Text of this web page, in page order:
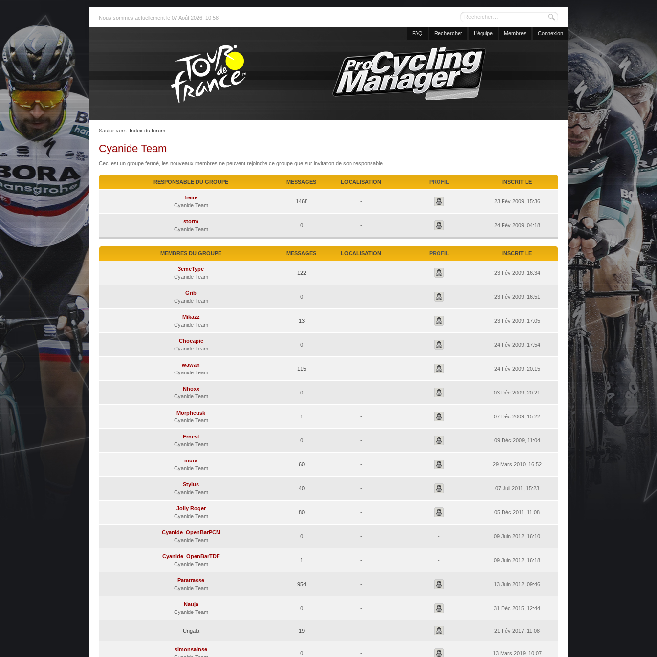
Nous sommes actuellement le 07 Août 2026, 10:58
FAQ Rechercher L’équipe Membres Connexion
Sauter vers: Index du forum
Cyanide Team
Ceci est un groupe fermé, les nouveaux membres ne peuvent rejoindre ce groupe que sur invitation de son responsable.
RESPONSABLE DU GROUPE MESSAGES LOCALISATION PROFIL INSCRIT LE
freire
Cyanide Team
1468 - 23 Fév 2009, 15:36
storm
Cyanide Team
0 - 24 Fév 2009, 04:18
MEMBRES DU GROUPE MESSAGES LOCALISATION PROFIL INSCRIT LE
3emeType
Cyanide Team
122 - 23 Fév 2009, 16:34
Grib
Cyanide Team
0 - 23 Fév 2009, 16:51
Mikazz
Cyanide Team
13 - 23 Fév 2009, 17:05
Chocapic
Cyanide Team
0 - 24 Fév 2009, 17:54
wawan
Cyanide Team
115 - 24 Fév 2009, 20:15
Nhoxx
Cyanide Team
0 - 03 Déc 2009, 20:21
Morpheusk
Cyanide Team
1 - 07 Déc 2009, 15:22
Ernest
Cyanide Team
0 - 09 Déc 2009, 11:04
mura
Cyanide Team
60 - 29 Mars 2010, 16:52
Stylus
Cyanide Team
40 - 07 Juil 2011, 15:23
Jolly Roger
Cyanide Team
80 - 05 Déc 2011, 11:08
Cyanide_OpenBarPCM
Cyanide Team
0 - - 09 Juin 2012, 16:10
Cyanide_OpenBarTDF
Cyanide Team
1 - - 09 Juin 2012, 16:18
Patatrasse
Cyanide Team
954 - 13 Juin 2012, 09:46
Nauja
Cyanide Team
0 - 31 Déc 2015, 12:44
Ungala 19 - 21 Fév 2017, 11:08
simonsainse
0 - 13 Mars 2019, 10:07